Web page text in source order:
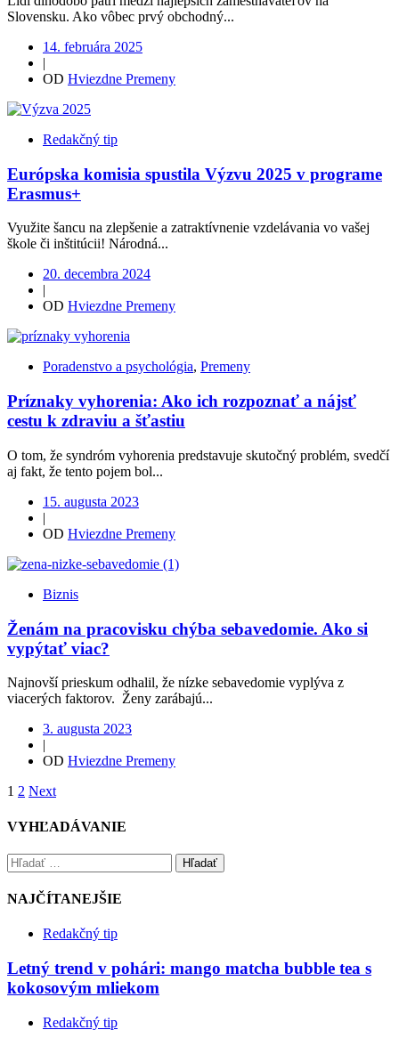
Slovensku. Ako vôbec prvý obchodný...
14. februára 2025
|
OD Hviezdne Premeny
Redakčný tip
Európska komisia spustila Výzvu 2025 v programe
Erasmus+
Využite šancu na zlepšenie a zatraktívnenie vzdelávania vo vašej
škole či inštitúcii! Národná...
20. decembra 2024
|
OD Hviezdne Premeny
Poradenstvo a psychológia, Premeny
Príznaky vyhorenia: Ako ich rozpoznať a nájsť
cestu k zdraviu a šťastiu
O tom, že syndróm vyhorenia predstavuje skutočný problém, svedčí
aj fakt, že tento pojem bol...
15. augusta 2023
|
OD Hviezdne Premeny
Biznis
Ženám na pracovisku chýba sebavedomie. Ako si
vypýtať viac?
Najnovší prieskum odhalil, že nízke sebavedomie vyplýva z
viacerých faktorov. Ženy zarábajú...
3. augusta 2023
|
OD Hviezdne Premeny
1 2 Next
VYHĽADÁVANIE
Hľadať
NAJČÍTANEJŠIE
Redakčný tip
Letný trend v pohári: mango matcha bubble tea s
kokosovým mliekom
Redakčný tip